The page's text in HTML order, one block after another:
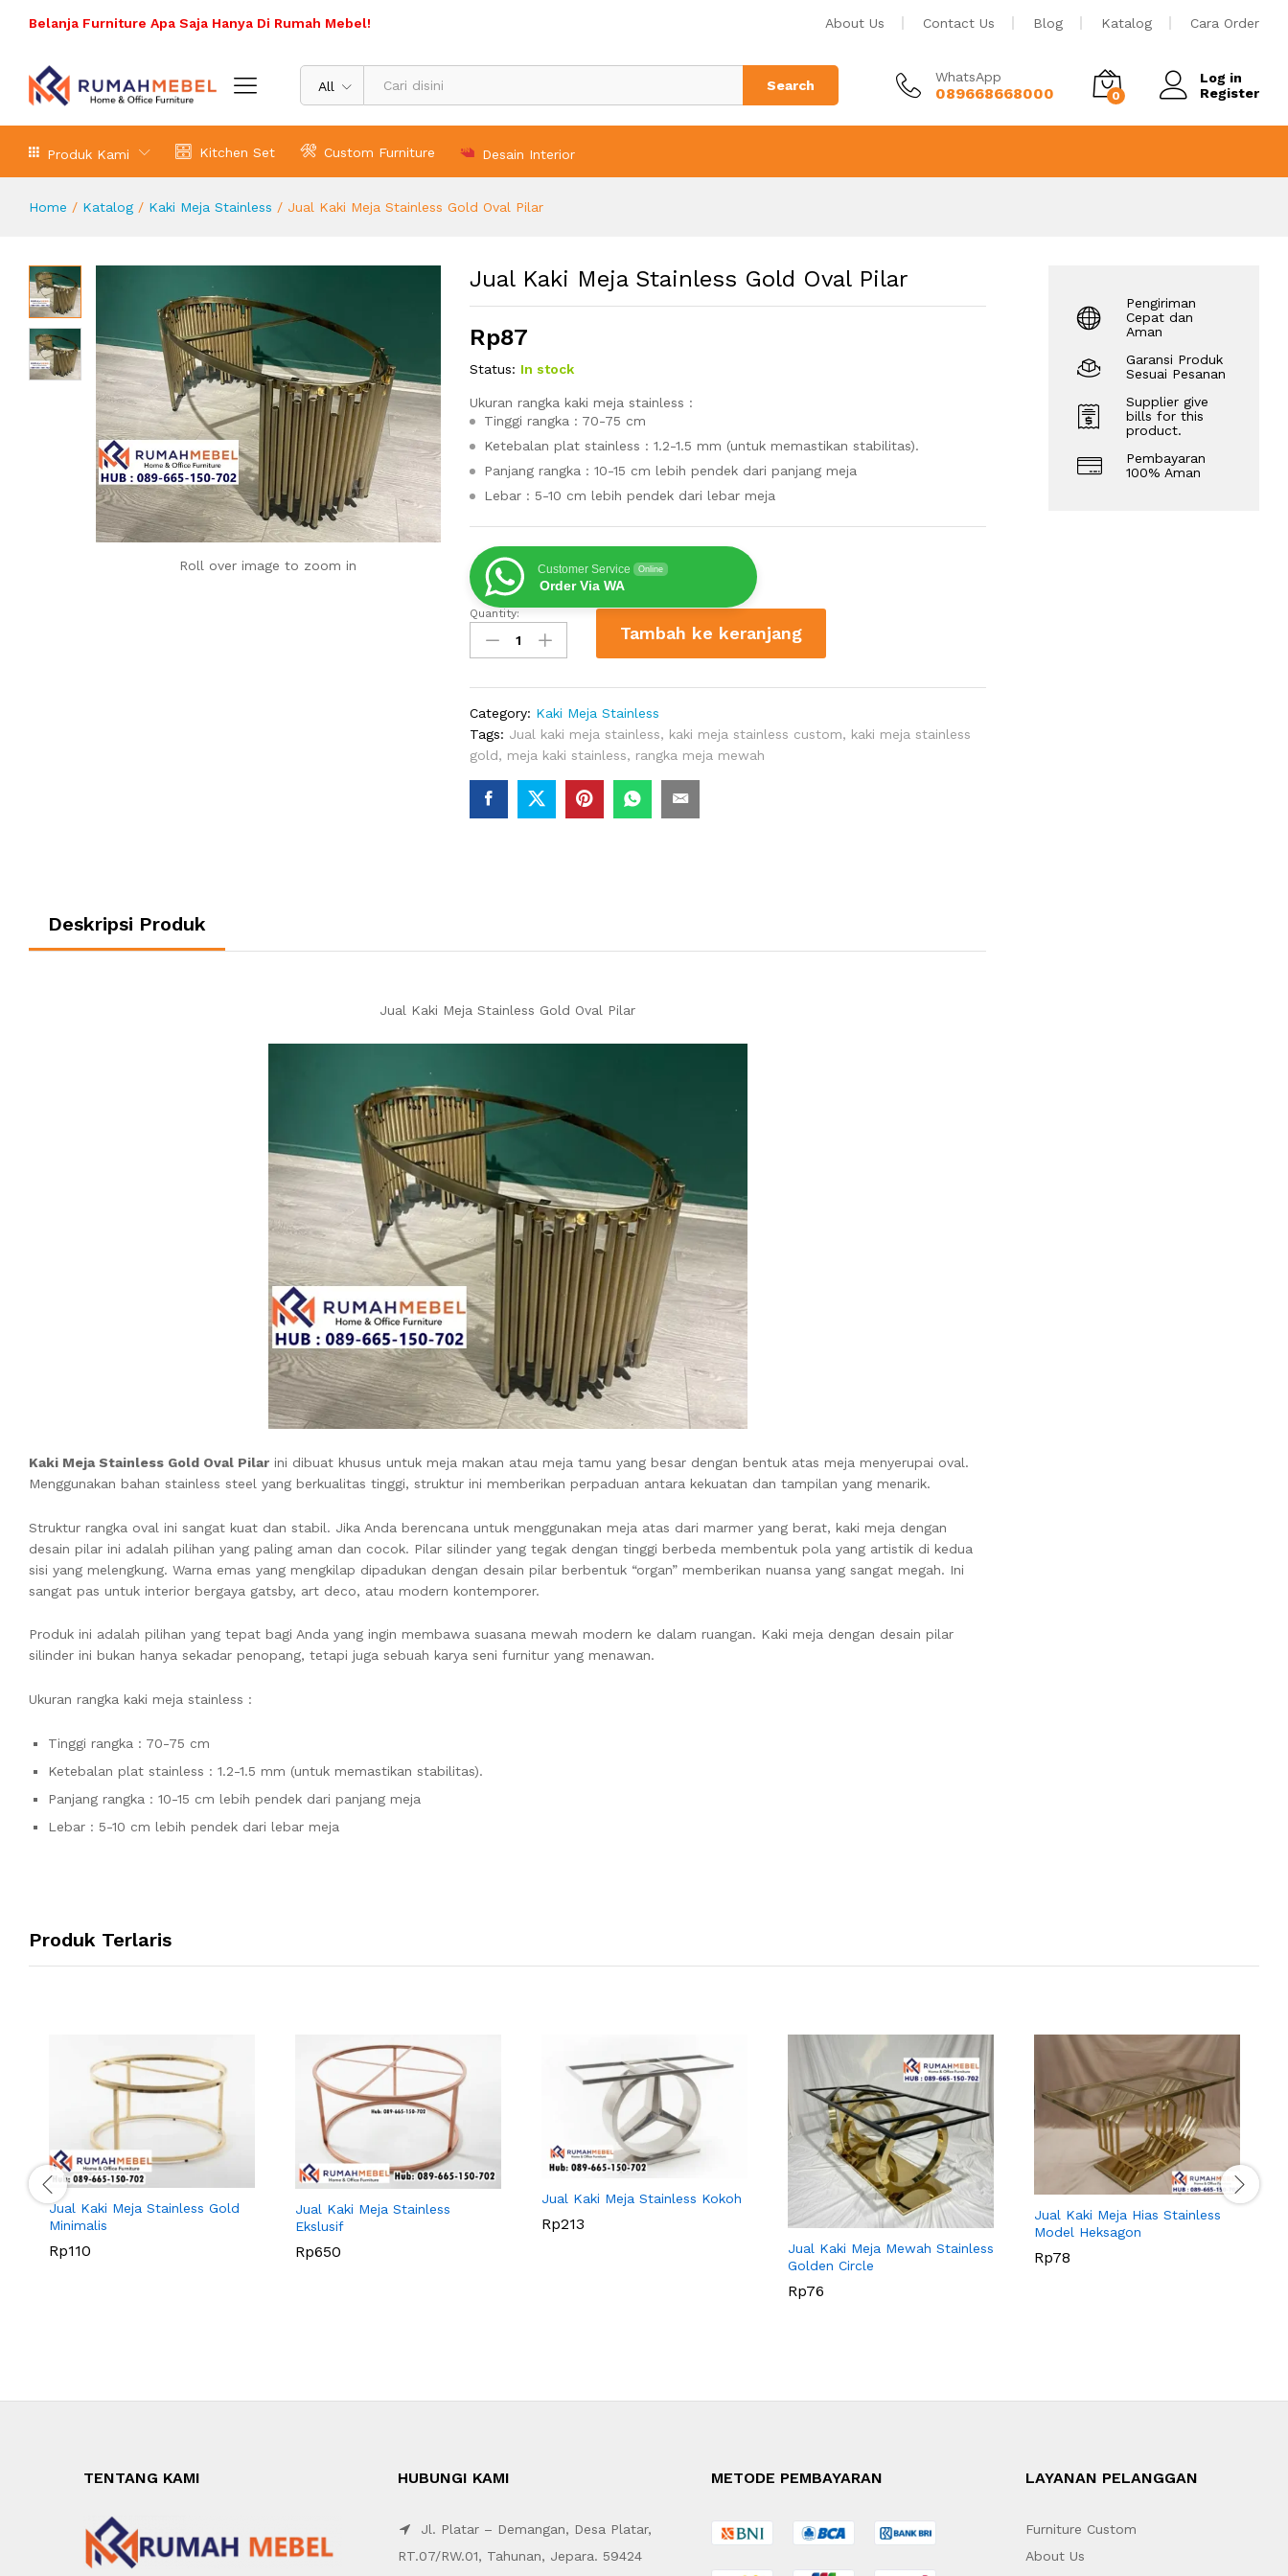
Belanja Furniture Apa Saja Hanya Di Rumah Mebel! About Us Contact Us Blog Katalog Cara Order
All Search
WhatsApp
089668668000 0
Log in
Register
Produk Kami Kitchen Set Custom Furniture Desain Interior
Home / Katalog / Kaki Meja Stainless / Jual Kaki Meja Stainless Gold Oval Pilar
Roll over image to zoom in
Jual Kaki Meja Stainless Gold Oval Pilar
Rp87
Status: In stock
Ukuran rangka kaki meja stainless :
Tinggi rangka : 70-75 cm
Ketebalan plat stainless : 1.2-1.5 mm (untuk memastikan stabilitas).
Panjang rangka : 10-15 cm lebih pendek dari panjang meja
Lebar : 5-10 cm lebih pendek dari lebar meja
Customer Service Online
Order Via WA
Jual
Kaki
Meja
Oval
Pilar
quantity
Quantity:
Tambah ke keranjang
Category: Kaki Meja Stainless
Tags: Jual kaki meja stainless, kaki meja stainless custom, kaki meja stainless
gold, meja kaki stainless, rangka meja mewah
Deskripsi Produk
Jual Kaki Meja Stainless Gold Oval Pilar
Kaki Meja Stainless Gold Oval Pilar ini dibuat khusus untuk meja makan atau meja tamu yang besar dengan bentuk atas meja menyerupai oval.
Menggunakan bahan stainless steel yang berkualitas tinggi, struktur ini memberikan perpaduan antara kekuatan dan tampilan yang menarik.
Struktur rangka oval ini sangat kuat dan stabil. Jika Anda berencana untuk menggunakan meja atas dari marmer yang berat, kaki meja dengan
desain pilar ini adalah pilihan yang paling aman dan cocok. Pilar silinder yang tegak dengan tinggi berbeda membentuk pola yang artistik di kedua
sisi yang melengkung. Warna emas yang mengkilap dipadukan dengan desain pilar berbentuk “organ” memberikan nuansa yang sangat megah. Ini
sangat pas untuk interior bergaya gatsby, art deco, atau modern kontemporer.
Produk ini adalah pilihan yang tepat bagi Anda yang ingin membawa suasana mewah modern ke dalam ruangan. Kaki meja dengan desain pilar
silinder ini bukan hanya sekadar penopang, tetapi juga sebuah karya seni furnitur yang menawan.
Ukuran rangka kaki meja stainless :
Tinggi rangka : 70-75 cm
Ketebalan plat stainless : 1.2-1.5 mm (untuk memastikan stabilitas).
Panjang rangka : 10-15 cm lebih pendek dari panjang meja
Lebar : 5-10 cm lebih pendek dari lebar meja
Pengiriman
Cepat dan
Aman
Garansi Produk
Sesuai Pesanan
Supplier give
bills for this
product.
Pembayaran
100% Aman
Produk Terlaris
Jual Kaki Meja Stainless Gold
Minimalis
Rp110
Jual Kaki Meja Stainless
Ekslusif
Rp650
Jual Kaki Meja Stainless Kokoh
Rp213
Jual Kaki Meja Mewah Stainless
Golden Circle
Rp76
Jual Kaki Meja Hias Stainless
Model Heksagon
Rp78
TENTANG KAMI HUBUNGI KAMI
Jl. Platar – Demangan, Desa Platar,
RT.07/RW.01, Tahunan, Jepara. 59424
METODE PEMBAYARAN LAYANAN PELANGGAN
Furniture Custom
About Us
Deskripsi Produk
Rp 87 Tambah ke keranjang